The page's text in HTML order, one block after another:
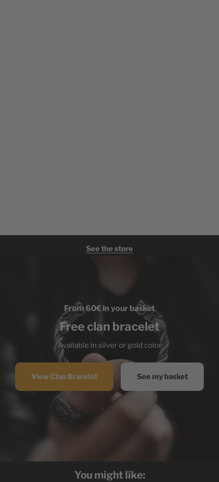
See the store
From 60€ in your basket
Free clan bracelet
Available in silver or gold color
View Clan Bracelet See my basket
You might like: